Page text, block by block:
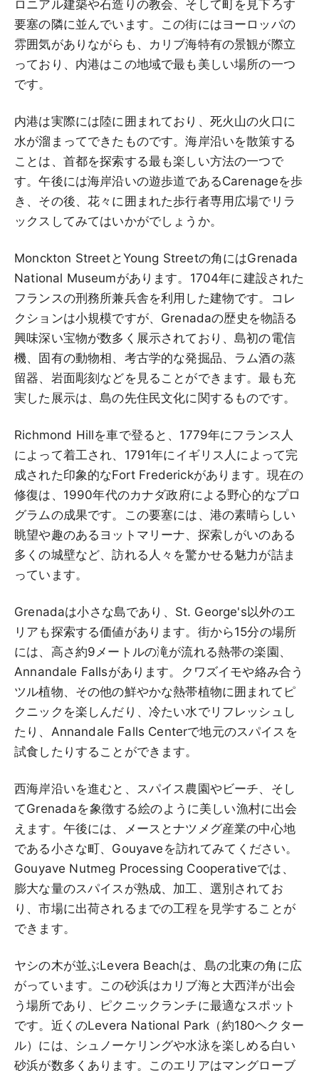
ロニアル建築や石造りの教会、そして町を見下ろす
要塞の隣に並んでいます。この街にはヨーロッパの
雰囲気がありながらも、カリブ海特有の景観が際立
っており、内港はこの地域で最も美しい場所の一つ
です。
内港は実際には陸に囲まれており、死火山の火口に
水が溜まってできたものです。海岸沿いを散策する
ことは、首都を探索する最も楽しい方法の一つで
す。午後には海岸沿いの遊歩道であるCarenageを歩
き、その後、花々に囲まれた歩行者専用広場でリラ
ックスしてみてはいかがでしょうか。
Monckton StreetとYoung Streetの角にはGrenada
National Museumがあります。1704年に建設された
フランスの刑務所兼兵舎を利用した建物です。コレ
クションは小規模ですが、Grenadaの歴史を物語る
興味深い宝物が数多く展示されており、島初の電信
機、固有の動物相、考古学的な発掘品、ラム酒の蒸
留器、岩面彫刻などを見ることができます。最も充
実した展示は、島の先住民文化に関するものです。
Richmond Hillを車で登ると、1779年にフランス人
によって着工され、1791年にイギリス人によって完
成された印象的なFort Frederickがあります。現在の
修復は、1990年代のカナダ政府による野心的なプロ
グラムの成果です。この要塞には、港の素晴らしい
眺望や趣のあるヨットマリーナ、探索しがいのある
多くの城壁など、訪れる人々を驚かせる魅力が詰ま
っています。
Grenadaは小さな島であり、St. George's以外のエ
リアも探索する価値があります。街から15分の場所
には、高さ約9メートルの滝が流れる熱帯の楽園、
Annandale Fallsがあります。クワズイモや絡み合う
ツル植物、その他の鮮やかな熱帯植物に囲まれてピ
クニックを楽しんだり、冷たい水でリフレッシュし
たり、Annandale Falls Centerで地元のスパイスを
試食したりすることができます。
西海岸沿いを進むと、スパイス農園やビーチ、そし
てGrenadaを象徴する絵のように美しい漁村に出会
えます。午後には、メースとナツメグ産業の中心地
である小さな町、Gouyaveを訪れてみてください。
Gouyave Nutmeg Processing Cooperativeでは、
膨大な量のスパイスが熟成、加工、選別されてお
り、市場に出荷されるまでの工程を見学することが
できます。
ヤシの木が並ぶLevera Beachは、島の北東の角に広
がっています。この砂浜はカリブ海と大西洋が出会
う場所であり、ピクニックランチに最適なスポット
です。近くのLevera National Park（約180ヘクター
ル）には、シュノーケリングや水泳を楽しめる白い
砂浜が数多くあります。このエリアはマングローブ